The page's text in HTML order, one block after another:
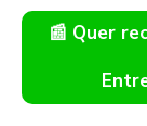
📰 Quer